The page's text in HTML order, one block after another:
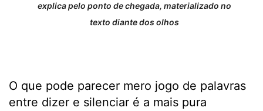
explica pelo ponto de chegada, materializado no
texto diante dos olhos
O que pode parecer mero jogo de palavras
entre dizer e silenciar é a mais pura